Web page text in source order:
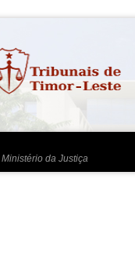
Ministério da Justiça